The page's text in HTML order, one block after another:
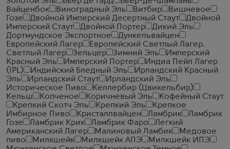
Вайценбок
Виноградный Эль Витбир
Вишневое
Гозе
Двойной Имперский Десертный Стаут
Двойной
Имперский Стаут
Двойной Портер
Дикий Эль
Дортмундское Экспортное
Дункельвайцен
Европейский Лагер
Европейский Светлый Лагер.
Светлый Лагер
Зельцер Зимний Эль
Имперский
Красный Эль
Имперский Портер
Индиа Пейл Лагер
(IPL)
Индийский Бледный Эль
Ирландский Красный
Эль
Ирландский Стаут
Ирландский Эль
Историческое Пиво
Келлербир (Цвикельбир)
Кельш
Копченое Коричневый Эль
Кофейный Стаут
Крепкий Скотч Эль
Крепкий Эль
Крепкое
Имбирное Пиво
Кристаллвайцен Ламбрик
Ламбрик
Гозе
Ламбрик Крик Ламбрик Фаро
Легкий
Американский Лагер
Малиновый Ламбик
Медовое
пиво
Милкшейк Милкшейк АПЭ
Милкшейк ИПЭ